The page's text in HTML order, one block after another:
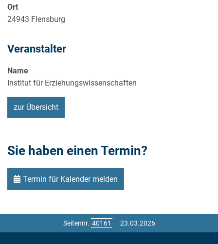
Ort
24943 Flensburg
Veranstalter
Name
Institut für Erziehungswissenschaften
zur Übersicht
Sie haben einen Termin?
Termin für Kalender melden
Seitennr. 23.03.2026